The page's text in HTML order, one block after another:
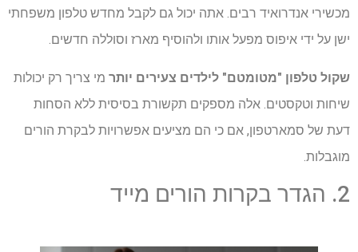
מכשירי אנדרואיד רבים. אתה יכול גם לקבל מחדש טלפון משפחתי
ישן על ידי איפוס מפעל אותו ולהוסיף מארז וסוללה חדשים.
שקול טלפון "מטומטם" לילדים צעירים יותר מי צריך רק יכולות
שיחות וטקסטים. אלה מספקים תקשורת בסיסית ללא הסחות
דעת של סמארטפון, אם כי הם מציעים אפשרויות לבקרת הורים
מוגבלות.
2. הגדר בקרות הורים מייד